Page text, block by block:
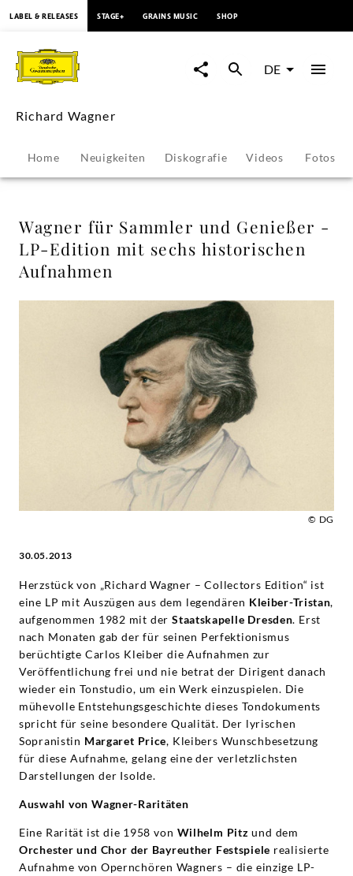
Wagner
für
Sammler
und
Genießer
LP-
Edition
historischen
Aufnahmen
Wagner
Deutsche
Grammophon
LABEL & RELEASES STAGE+ GRAINS MUSIC SHOP
DE
Richard Wagner
Home Neuigkeiten Diskografie Videos Fotos
Wagner für Sammler und Genießer -
LP-Edition mit sechs historischen
Aufnahmen
© DG
30.05.2013
Herzstück von „Richard Wagner – Collectors Edition“ ist
eine LP mit Auszügen aus dem legendären Kleiber-Tristan,
aufgenommen 1982 mit derStaatskapelle Dresden. Erst
nach Monaten gab der für seinen Perfektionismus
berüchtigte Carlos Kleiber die Aufnahmen zur
Veröffentlichung frei und nie betrat der Dirigent danach
wieder ein Tonstudio, um ein Werk einzuspielen. Die
mühevolle Entstehungsgeschichte dieses Tondokuments
spricht für seine besondere Qualität. Der lyrischen
Sopranistin Margaret Price, Kleibers Wunschbesetzung
für diese Aufnahme, gelang eine der verletzlichsten
Darstellungen der Isolde.
Auswahl von Wagner-Raritäten
Eine Rarität ist die 1958 von Wilhelm Pitz und dem
Orchester und Chor der Bayreuther Festspiele realisierte
Aufnahme von Opernchören Wagners – die einzige LP-